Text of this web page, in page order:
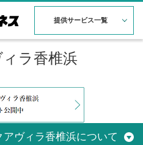
提供サービス一覧
ラ香椎浜
アヴィラ香椎浜について